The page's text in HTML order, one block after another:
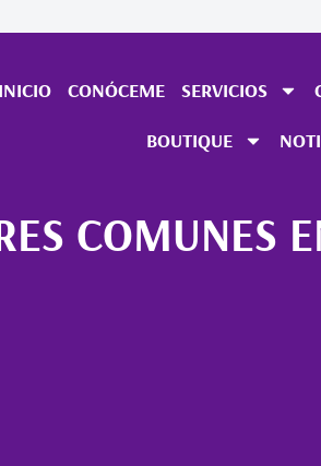
INICIO CONÓCEME SERVICIOS
BOUTIQUE
COMUNES